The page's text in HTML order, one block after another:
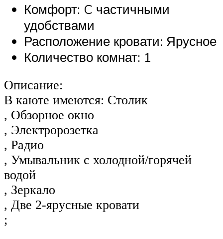
Комфорт: C частичными
удобствами
Расположение кровати: Ярусное
Количество комнат: 1
Описание:
В каюте имеются: Столик
, Обзорное окно
, Электророзетка
, Радио
, Умывальник с холодной/горячей
водой
, Зеркало
, Две 2-ярусные кровати
;